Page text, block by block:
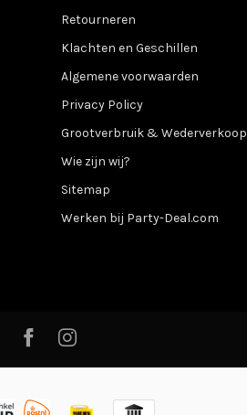
Retourneren
Klachten en Geschillen
Algemene voorwaarden
Privacy Policy
Grootverbruik & Wederverkoop
Wie zijn wij?
Sitemap
Werken bij Party-Deal.com